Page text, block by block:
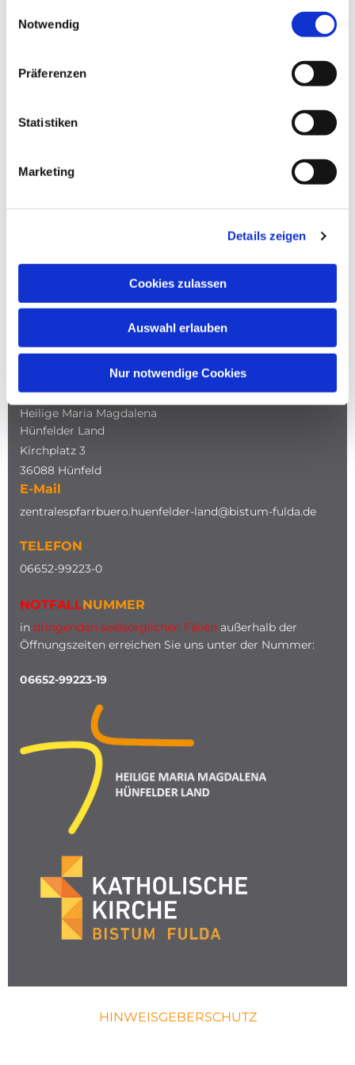
Notwendig
Präferenzen
Statistiken
Marketing
Details zeigen
Cookies zulassen
Auswahl erlauben
Nur notwendige Cookies
NAVIGATION
Katholische Kirche
Heilige Maria Magdalena
Hünfelder Land
Kirchplatz 3
36088 Hünfeld
E-Mail
zentralespfarrbuero.huenfelder-land@bistum-fulda.de
TELEFON
06652-99223-0
NOTFALLNUMMER
in dringenden seelsorglichen Fällen außerhalb der
Öffnungszeiten erreichen Sie uns unter der Nummer:
06652-99223-19
HINWEISGEBERSCHUTZ